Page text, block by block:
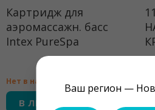
Ваш регион —
Картридж для
аэромассажн. басс
Intex PureSpa
Нет в наличии
в лист ожидания